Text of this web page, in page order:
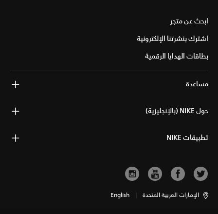
ابحث عن متجر
اشترك بنشرتنا الإلكترونية
بطاقات الهدايا الرقمية
مساعدة
حول NIKE (بالإنجليزية)
تطبيقات NIKE
الإمارات العربية المتحدة |
English